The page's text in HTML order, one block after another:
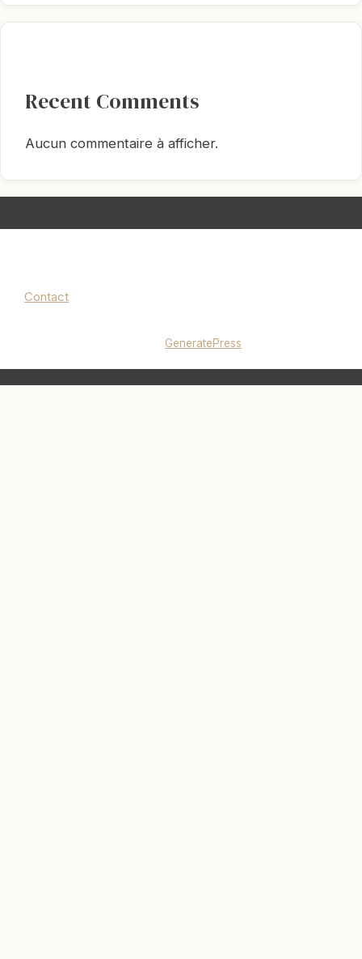
Recent Comments
Aucun commentaire à afficher.
Contact
GeneratePress